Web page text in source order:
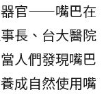
器官——嘴巴在
長、台大醫院
人們發現嘴巴
成自然使用嘴